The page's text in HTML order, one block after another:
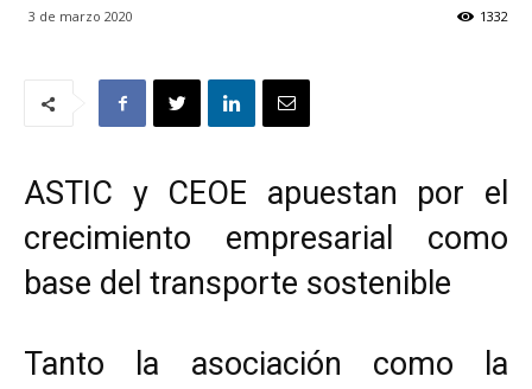
3 de marzo 2020 1332
ASTIC y CEOE apuestan por el
crecimiento empresarial como
base del transporte sostenible
Tanto la asociación como la